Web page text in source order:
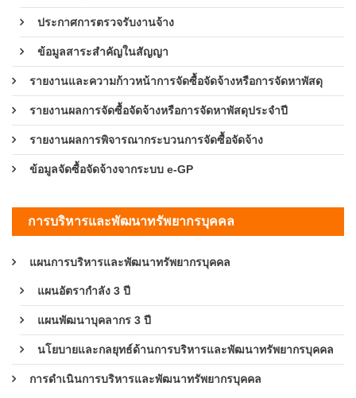
ประกาศการตรวจรับงานจ้าง
ข้อมูลสาระสำคัญในสัญญา
รายงานและความก้าวหน้าการจัดซื้อจัดจ้างหรือการจัดหาพัสดุ
รายงานผลการจัดซื้อจัดจ้างหรือการจัดหาพัสดุประจำปี
รายงานผลการพิจารณากระบวนการจัดซื้อจัดจ้าง
ข้อมูลจัดซื้อจัดจ้างจากระบบ e-GP
การบริหารและพัฒนาทรัพยากรบุคคล
แผนการบริหารและพัฒนาทรัพยากรบุคคล
แผนอัตรากำลัง 3 ปี
แผนพัฒนาบุคลากร 3 ปี
นโยบายและกลยุทธ์ด้านการบริหารและพัฒนาทรัพยากรบุคคล
การดำเนินการบริหารและพัฒนาทรัพยากรบุคคล